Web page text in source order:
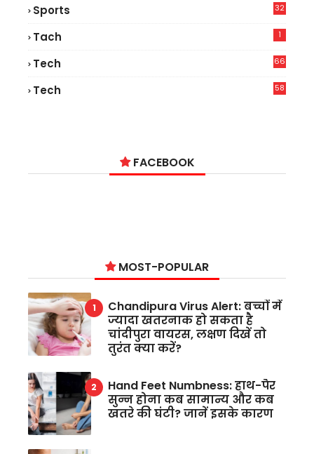
Sports 32
Tach 1
Tech
66
Tech
58
FACEBOOK
MOST-POPULAR
Chandipura Virus Alert: बच्चों में
ज्यादा खतरनाक हो सकता है
चांदीपुरा वायरस, लक्षण दिखें तो
तुरंत क्या करें?
Hand Feet Numbness: हाथ-पैर
सुन्न होना कब सामान्य और कब
खतरे की घंटी? जानें इसके कारण